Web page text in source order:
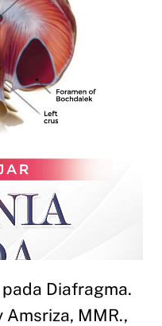
Diafragma.
Amsriza, MMR.,